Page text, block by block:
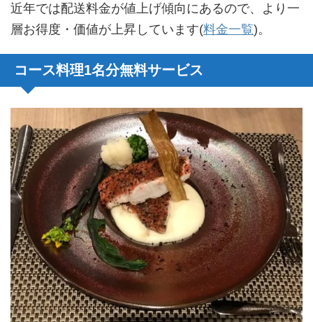
近年では配送料金が値上げ傾向にあるので、より一
層お得度・価値が上昇しています(料金一覧)。
コース料理1名分無料サービス